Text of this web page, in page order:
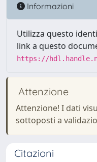
Informazioni
Utilizza questo
link a questo
https://
Attenzione
Attenzione! I dati
sottoposti a
Citazioni